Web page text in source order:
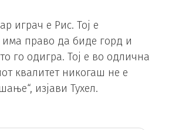
играч е Рис. Тој е
има право да биде горд и
го одигра. Тој е во одлична
квалитет никогаш не е
изјави Тухел.